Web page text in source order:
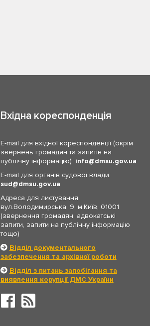
Вхідна кореспонденція
E-mail для вхідної кореспонденції (окрім
звернень громадян та запитів на
публічну інформацію): info
dmsu.gov.ua
E-mail для органів судової влади:
sud
dmsu.gov.ua
Адреса для листування:
вул.Володимирська, 9, м.Київ, 01001
(звернення громадян, адвокатські
запити, запити на публічну інформацію
тощо)
Відділ документального
забезпечення та архівної роботи
Відділ з питань запобігання та
виявлення корупції ДМС України